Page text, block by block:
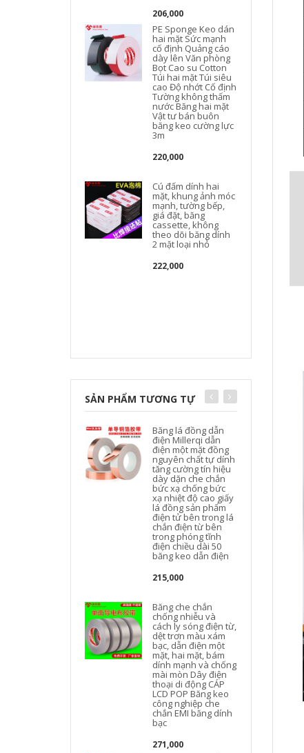
206,000
PE Sponge Keo dán
hai mặt Sức mạnh
cố định Quảng cáo
dày lên Văn phòng
Bọt Cao su Cotton
Túi hai mặt Túi siêu
cao Độ nhớt Cố định
Tường không thấm
nước Băng hai mặt
Vật tư bán buôn
băng keo cường lực
3m
220,000
Cú đấm dính hai
mặt, khung ảnh móc
mạnh, tường bếp,
giá đặt, băng
cassette, không
theo dõi băng dính
2 mặt loại nhỏ
222,000
SẢN PHẨM TƯƠNG TỰ
Băng lá đồng dẫn
điện Millerqi dẫn
điện một mặt đồng
nguyên chất tự dính
tăng cường tín hiệu
dày dặn che chắn
bức xạ chống bức
xạ nhiệt độ cao giấy
lá đồng sản phẩm
điện tử bên trong lá
chắn điện từ bên
trong phóng tĩnh
điện chiều dài 50
băng keo dẫn điện
215,000
Băng che chắn
chống nhiễu và
cách ly sóng điện từ,
dệt trơn màu xám
bạc, dẫn điện một
mặt, hai mặt, bám
dính mạnh và chống
mài mòn Dây điện
thoại di động CÁP
LCD POP Băng keo
công nghiệp che
chắn EMI băng dính
bạc
271,000